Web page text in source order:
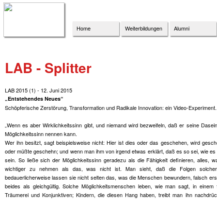
Home Weiterbildungen Alumni
LAB - Splitter
LAB 2015 (1) - 12. Juni 2015
„Entstehendes Neues“
Schöpferische Zerstörung, Transformation und Radikale Innovation: ein Video-Experiment.
„Wenn es aber Wirklichkeitssinn gibt, und niemand wird bezweifeln, daß er seine
Möglichkeitssinn nennen kann.
Wer ihn besitzt, sagt beispielsweise nicht: Hier ist dies oder das geschehen, wird
oder müßte geschehn; und wenn man ihm von irgend etwas erklärt, daß es so sei, wie
sein. So ließe sich der Möglichkeitssinn geradezu als die Fähigkeit definieren, alles,
wichtiger zu nehmen als das, was nicht ist. Man sieht, daß die Folgen
bedauerlicherweise lassen sie nicht selten das, was die Menschen bewundern, falsch
beides als gleichgültig. Solche Möglichkeitsmenschen leben, wie man sagt, in
Träumerei und Konjunktiven; Kindern, die diesen Hang haben, treibt man ihn